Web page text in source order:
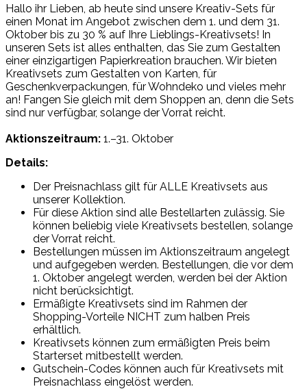
Hallo ihr Lieben, ab heute sind unsere Kreativ-Sets für
einen Monat im Angebot zwischen dem 1. und dem 31.
Oktober bis zu 30 % auf Ihre Lieblings-Kreativsets! In
unseren Sets ist alles enthalten, das Sie zum Gestalten
einer einzigartigen Papierkreation brauchen. Wir bieten
Kreativsets zum Gestalten von Karten, für
Geschenkverpackungen, für Wohndeko und vieles mehr
an! Fangen Sie gleich mit dem Shoppen an, denn die Sets
sind nur verfügbar, solange der Vorrat reicht.
Aktionszeitraum: 1.–31. Oktober
Details:
Der Preisnachlass gilt für ALLE Kreativsets aus
unserer Kollektion.
Für diese Aktion sind alle Bestellarten zulässig. Sie
können beliebig viele Kreativsets bestellen, solange
der Vorrat reicht.
Bestellungen müssen im Aktionszeitraum angelegt
und aufgegeben werden. Bestellungen, die vor dem
1. Oktober angelegt werden, werden bei der Aktion
nicht berücksichtigt.
Ermäßigte Kreativsets sind im Rahmen der
Shopping-Vorteile NICHT zum halben Preis
erhältlich.
Kreativsets können zum ermäßigten Preis beim
Starterset mitbestellt werden.
Gutschein-Codes können auch für Kreativsets mit
Preisnachlass eingelöst werden.